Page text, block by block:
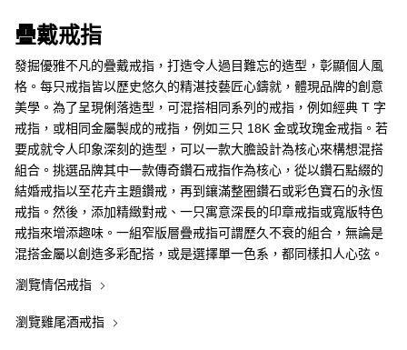
疊戴戒指
發掘優雅不凡的疊戴戒指，打造令人過目難忘的造型，彰顯個人風
格。每只戒指皆以歷史悠久的精湛技藝匠心鑄就，體現品牌的創意
美學。為了呈現俐落造型，可混搭相同系列的戒指，例如經典 T 字
戒指，或相同金屬製成的戒指，例如三只 18K 金或玫瑰金戒指。若
要成就令人印象深刻的造型，可以一款大膽設計為核心來構想混搭
組合。挑選品牌其中一款傳奇鑽石戒指作為核心，從以鑽石點綴的
結婚戒指以至花卉主題鑽戒，再到鑲滿整圈鑽石或彩色寶石的永恆
戒指。然後，添加精緻對戒、一只寓意深長的印章戒指或寬版特色
戒指來增添趣味。一組窄版層疊戒指可謂歷久不衰的組合，無論是
混搭金屬以創造多彩配搭，或是選擇單一色系，都同樣扣人心弦。
瀏覽情侶戒指
瀏覽雞尾酒戒指